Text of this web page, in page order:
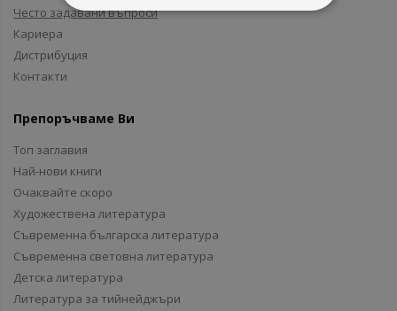
Често задавани въпроси
Кариера
Дистрибуция
Контакти
Препоръчваме Ви
Топ заглавия
Най-нови книги
Очаквайте скоро
Художествена литература
Съвременна българска литература
Съвременна световна литература
Детска литература
Литература за тийнейджъри